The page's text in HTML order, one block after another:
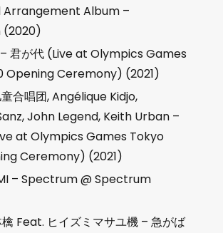
Album –
(2020)
– 君が代 (Live at Olympics Games
Opening Ceremony) (2021)
合唱团, Angélique Kidjo,
John Legend, Keith Urban –
at Olympics Games Tokyo
Ceremony) (2021)
– Spectrum @ Spectrum
Feat. ヒイズミマサユ機 – 急がば